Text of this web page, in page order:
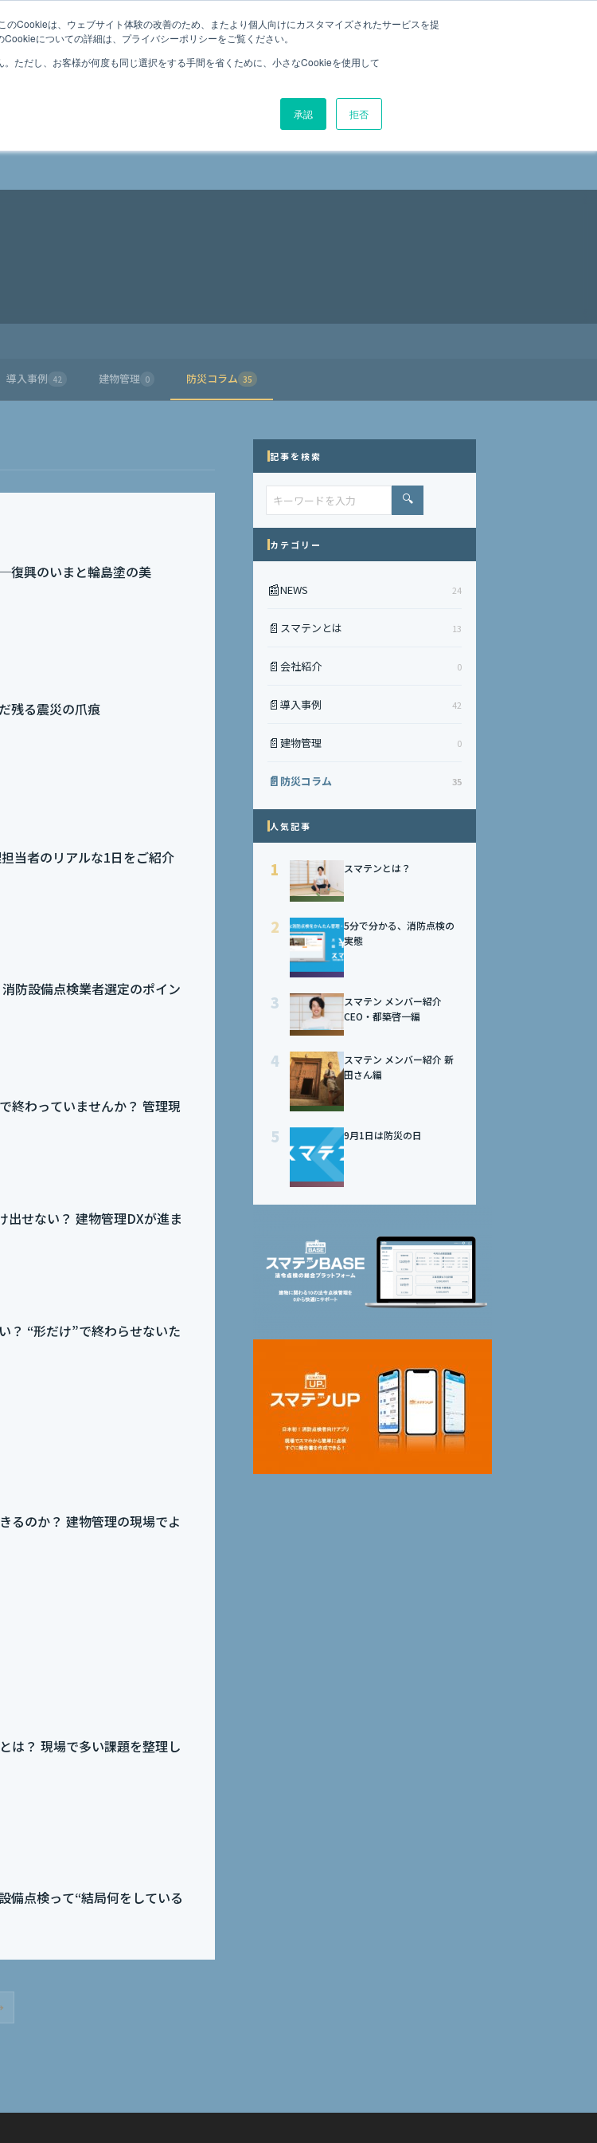
Cookieは、ウェブサイト体験の改善のため、またより個人向けにカスタマイズされたサービスを提
についての詳細は、プライバシーポリシーをご覧ください。
ただし、お客様が何度も同じ選択をする手間を省くために、小さなCookieを使用して
承認 拒否
導入事例 42 建物管理 0 防災コラム 35
興のいまと輪島塗の美
残る震災の爪痕
当者のリアルな1日をご紹介
防設備点検業者選定のポイン
終わっていませんか？ 管理現
出せない？ 建物管理DXが進ま
？ “形だけ”で終わらせないた
るのか？ 建物管理の現場でよ
は？ 現場で多い課題を整理し
備点検って“結局何をしている
記事を検索
🔍
カテゴリー
📰NEWS 24
📄 スマテンとは 13
📄 会社紹介 0
📄 導入事例 42
📄 建物管理 0
📄 防災コラム 35
人気記事
1 スマテンとは？
2
5分で分かる、消防点検の
実態
3
スマテン メンバー紹介
CEO・都築啓一編
4
スマテン メンバー紹介 新
田さん編
5 9月1日は防災の日